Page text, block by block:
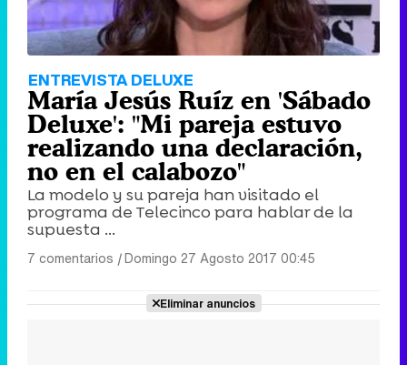
ENTREVISTA DELUXE
María Jesús Ruíz en 'Sábado
Deluxe': "Mi pareja estuvo
realizando una declaración,
no en el calabozo"
La modelo y su pareja han visitado el
programa de Telecinco para hablar de la
supuesta ...
7 comentarios |Domingo 27 Agosto 2017 00:45
Eliminar anuncios